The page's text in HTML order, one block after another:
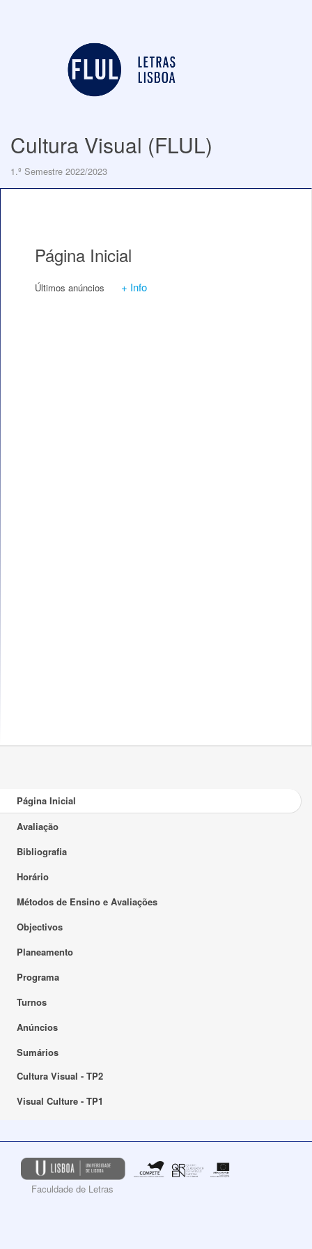
Cultura Visual (FLUL)
1.º Semestre 2022/2023
Página Inicial
Últimos anúncios + Info
Página Inicial
Avaliação
Bibliografia
Horário
Métodos de Ensino e Avaliações
Objectivos
Planeamento
Programa
Turnos
Anúncios
Sumários
Cultura Visual - TP2
Visual Culture - TP1
Faculdade de Letras